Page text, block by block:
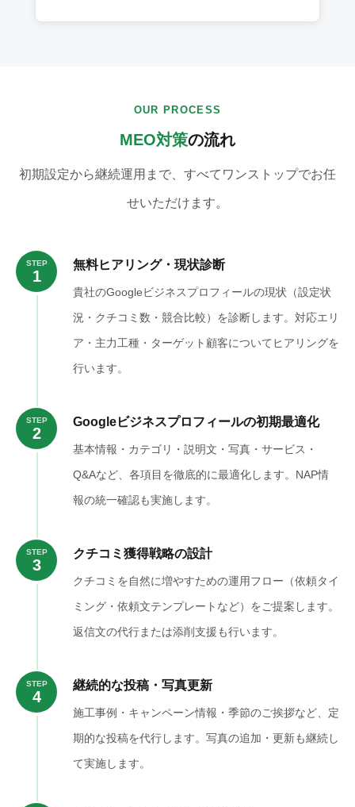
OUR PROCESS
MEO対策の流れ
初期設定から継続運用まで、すべてワンストップでお任
せいただけます。
STEP
1
無料ヒアリング・現状診断
貴社のGoogleビジネスプロフィールの現状（設定状
況・クチコミ数・競合比較）を診断します。対応エリ
ア・主力工種・ターゲット顧客についてヒアリングを
行います。
STEP
2
Googleビジネスプロフィールの初期最適化
基本情報・カテゴリ・説明文・写真・サービス・
Q&Aなど、各項目を徹底的に最適化します。NAP情
報の統一確認も実施します。
STEP
3
クチコミ獲得戦略の設計
クチコミを自然に増やすための運用フロー（依頼タイ
ミング・依頼文テンプレートなど）をご提案します。
返信文の代行または添削支援も行います。
STEP
4
継続的な投稿・写真更新
施工事例・キャンペーン情報・季節のご挨拶など、定
期的な投稿を代行します。写真の追加・更新も継続し
て実施します。